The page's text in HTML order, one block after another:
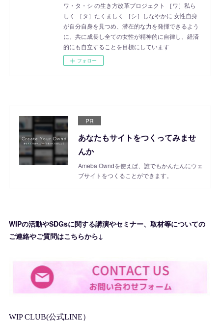
ワ・タ・シ の生き方改革プロジェクト ［ワ］私ら
しく ［タ］たくましく ［シ］しなやかに 女性自身
が自分自身を見つめ、潜在的な力を発揮できるよう
に、共に成長し全ての女性が精神的に自律し、経済
的にも自立することを目標にしています
フォロー
PR
あなたもサイトをつくってみませ
んか
Ameba Owndを使えば、誰でもかんたんにウェ
ブサイトをつくることができます。
WIPの活動やSDGsに関する講演やセミナー、取材等についての
ご連絡やご質問はこちらから↓